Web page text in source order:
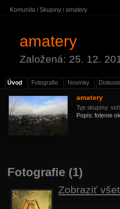
Komunita /Skupiny / amatery
amatery
Založená: 25. 12.
Úvod Fotografie Novinky
amatery
Typ skupiny:
Popis: fotenie
Fotografie (1)
Zobraziť